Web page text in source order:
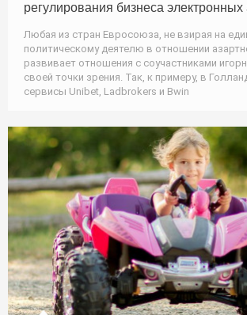
регулирования бизнеса электронных
Любая из стран Евросоюза, не взирая на
политическому деятелю в отношении
развивает отношения с соучастниками
своей точки зрения. Так, к примеру, в
сервисы Unibet, Ladbrokers и Bwin